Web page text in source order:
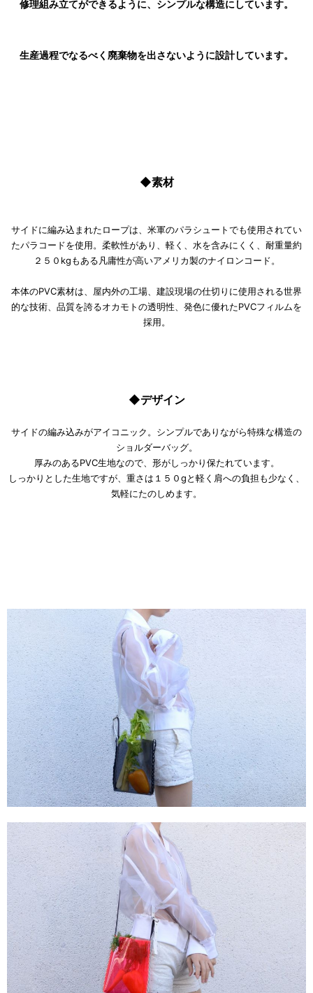
修理組み立てができるように、シンプルな構造にしています。
生産過程でなるべく廃棄物を出さないように設計しています。
◆素材
サイドに編み込まれたロープは、米軍のパラシュートでも使用されてい
たパラコードを使用。柔軟性があり、軽く、水を含みにくく、耐重量約
２５０kgもある凡庸性が高いアメリカ製のナイロンコード。
本体のPVC素材は、屋内外の工場、建設現場の仕切りに使用される世界
的な技術、品質を誇るオカモトの透明性、発色に優れたPVCフィルムを
採用。
◆デザイン
サイドの編み込みがアイコニック。シンプルでありながら特殊な構造の
ショルダーバッグ。
厚みのあるPVC生地なので、形がしっかり保たれています。
しっかりとした生地ですが、重さは１５０gと軽く肩への負担も少なく、
気軽にたのしめます。